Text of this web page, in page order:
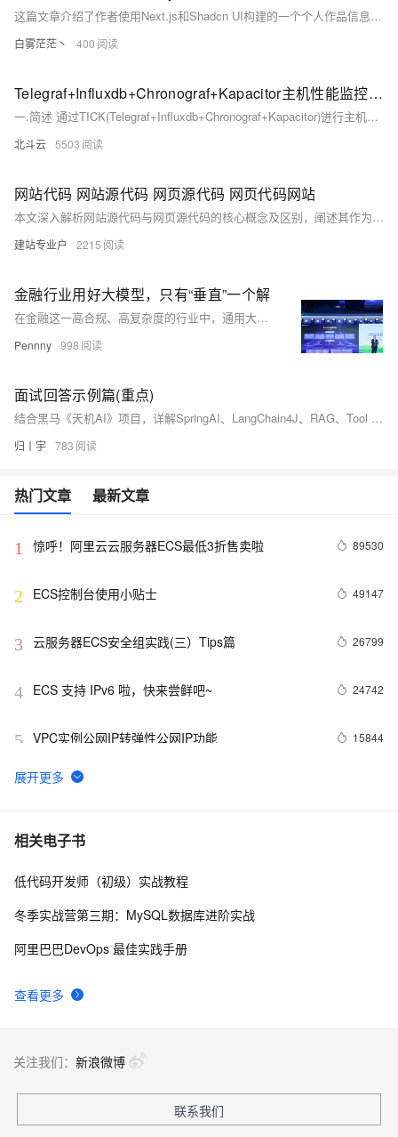
这篇文章介绍了作者使用Next.js和Shadcn UI构建的一个个人作品信息展示模板。该模板设计简洁且结构清晰，适合直接使用或作为学习参考。作者在原有基础上进行了个性化调整，增加了交互细节和动画效果。文章还强调了开发者拥有一个统一技术身份的重要性，并详细列出了项目的技术栈、特性和环境变量配置，最后提供了在线预览链接和GitHub地址。
白雾茫茫丶 400
Telegraf+Influxdb+Chronograf+Kapacitor主机性能监控告警
一.简述 通过TICK(Telegraf+Influxdb+Chronograf+Kapacitor)进行主机性能监控告警，职责描述如下： Telegraf的职能是数据采集，用于主机性能数据，包括主机CPU、内存、IO、进程状态、服务状态等 Influxdb的职能是时序数据库，用于存储Teleg.
北斗云 5503
网站代码 网站源代码 网页源代码 网页代码网站
本文深入解析网站源代码与网页源代码的核心概念及区别，阐述其作为互联网技术基石的关键作用。通过剖析PageAdmin等典型源码案例，揭示源代码在技术学习、网站优化、安全维护等方面的核心价值，并探讨如何高效利用代码网站资源进行创新开发。文章强调在尊重版权的前提下，开发者可借助源码资源提升能力，推动网页技术持续发展。
建站专业户 2215
金融行业用好大模型，只有“垂直”一个解
在金融这一高合规、高复杂度的行业中，通用大模型难堪重任，垂直化成为刚需。通义点金通过“数据飞轮+行业Know-how”内化能力，打造涵盖合成、训练、评测、应用的一站式金融大模型工场，推动AI从工具迈向自主智能体（Agentic Model），实现精准、可解释、可持续迭代的业务赋能，引领金融AI进入深度垂直新阶段。
Pennny 998
面试回答示例篇(重点)
结合黑马《天机AI》项目，详解SpringAI、LangChain4J、RAG、Tool Calling、MCP等核心技术。涵盖智能体设计、大模型选型、私有化部署、流式输出、上下文管理及大模型幻觉解决方案，助力Java开发者快速掌握企业级AI应用开发要点。（238字）
归丨宇 783
热门文章 最新文章
1 惊呼！阿里云云服务器ECS最低3折售卖啦 89530
2 ECS控制台使用小贴士 49147
3 云服务器ECS安全组实践(三）Tips篇 26799
4 ECS 支持 IPv6 啦，快来尝鲜吧~ 24742
5 VPC实例公网IP转弹性公网IP功能 15844
6 【降价信息】弹性计算好“任性”，ECS又降价了~
7 ECS 新版移动端购买发布啦！！！
8 阿里云基础产品技术月刊 2019年4月
的备份与还原
相关电子书
查看更多
低代码开发师（初级）实战教程
冬季实战营第三期：MySQL数据库进阶实战
阿里巴巴DevOps 最佳实践手册
关注我们： 新浪微博
联系我们